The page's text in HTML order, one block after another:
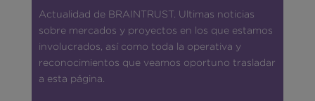
Actualidad de BRAINTRUST. Ultimas noticias
sobre mercados y proyectos en los que estamos
involucrados, así como toda la operativa y
reconocimientos que veamos oportuno trasladar
a esta página.